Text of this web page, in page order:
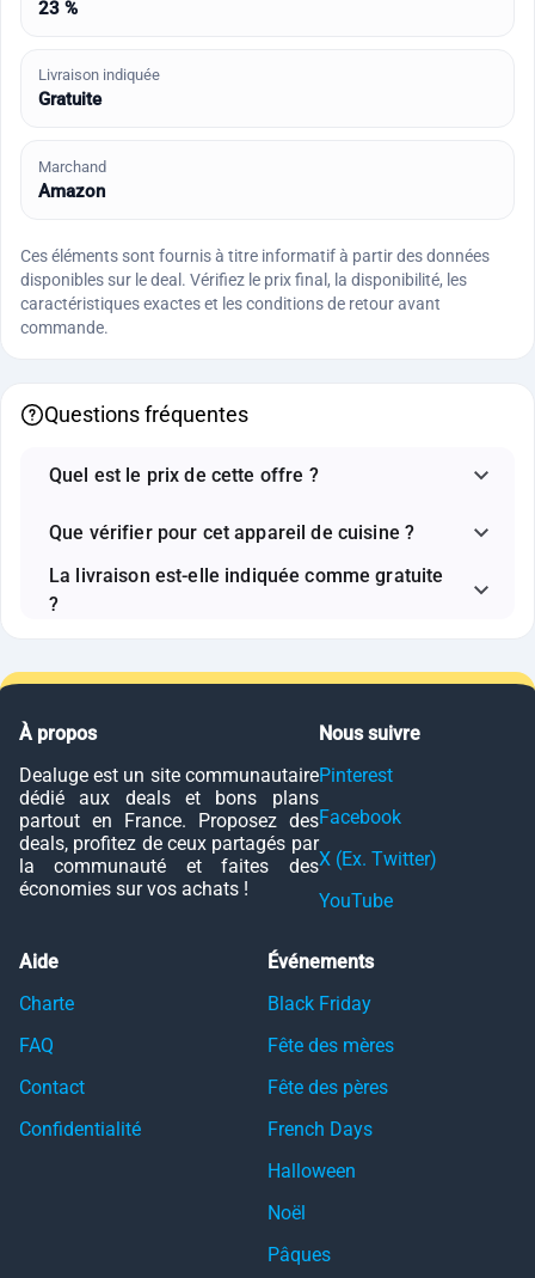
23 %
Livraison indiquée
Gratuite
Marchand
Amazon
Ces éléments sont fournis à titre informatif à partir des données
disponibles sur le deal. Vérifiez le prix final, la disponibilité, les
caractéristiques exactes et les conditions de retour avant
commande.
Questions fréquentes
Quel est le prix de cette offre ?
Que vérifier pour cet appareil de cuisine ?
La livraison est-elle indiquée comme gratuite
?
À propos
Dealuge est un site communautaire
dédié aux deals et bons plans
partout en France. Proposez des
deals, profitez de ceux partagés par
la communauté et faites des
économies sur vos achats !
Nous suivre
Pinterest
Facebook
X (Ex. Twitter)
YouTube
Aide
Charte
FAQ
Contact
Confidentialité
Événements
Black Friday
Fête des mères
Fête des pères
French Days
Halloween
Noël
Pâques